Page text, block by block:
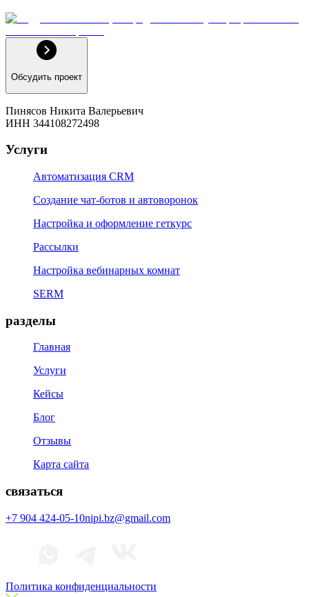
Обсудить проект
Пинясов Никита Валерьевич
ИНН 344108272498
Услуги
Автоматизация CRM
Создание чат-ботов и автоворонок
Настройка и оформление геткурс
Рассылки
Настройка вебинарных комнат
SERM
разделы
Главная
Услуги
Кейсы
Блог
Отзывы
Карта сайта
связаться
+7 904 424-05-10nipi.bz@gmail.com
Политика конфиденциальности